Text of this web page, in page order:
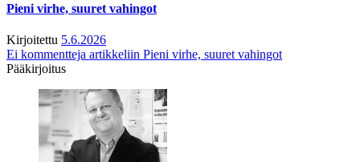
Pieni virhe, suuret vahingot
Kirjoitettu 5.6.2026
Ei kommentteja artikkeliin Pieni virhe, suuret vahingot
Pääkirjoitus